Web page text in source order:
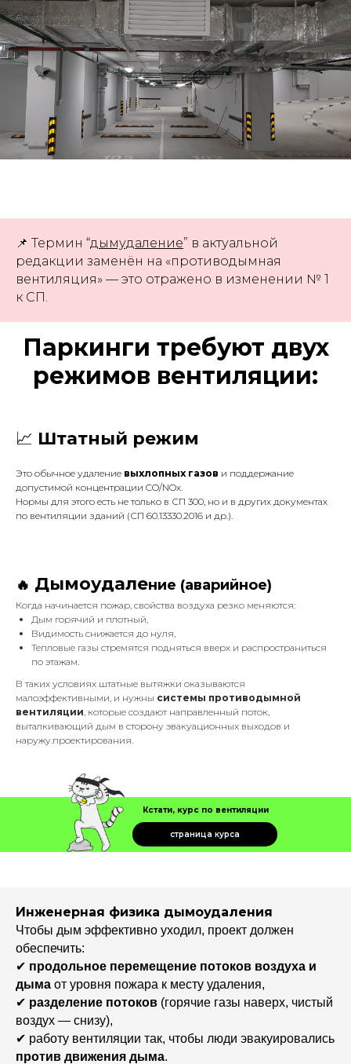
📌 Термин “дымудаление” в актуальной
редакции заменён на «противодымная
вентиляция» — это отражено в изменении № 1
к СП.
Паркинги требуют двух
режимов вентиляции:
📈 Штатный режим
Это обычное удаление выхлопных газов и поддержание
допустимой концентрации CO/NOx.
Нормы для этого есть не только в СП 300, но и в других документах
по вентиляции зданий (СП 60.13330.2016 и др.).
🔥 Дымоудаление (аварийное)
Когда начинается пожар, свойства воздуха резко меняются:
Дым горячий и плотный,
Видимость снижается до нуля,
Тепловые газы стремятся подняться вверх и распространиться
по этажам.
В таких условиях штатные вытяжки оказываются
малоэффективными, и нужны системы противодымной
вентиляции , которые создают направленный поток,
выталкивающий дым в сторону эвакуационных выходов и
наружу.проектирования.
Кстати, курс по вентиляции
страница курса
Инженерная физика дымоудаления
Чтобы дым эффективно уходил, проект должен
обеспечить:
✔ продольное перемещение потоков воздуха и
дыма от уровня пожара к месту удаления,
✔ разделение потоков (горячие газы наверх, чистый
воздух — снизу),
✔ работу вентиляции так, чтобы люди эвакуировались
против движения дыма.